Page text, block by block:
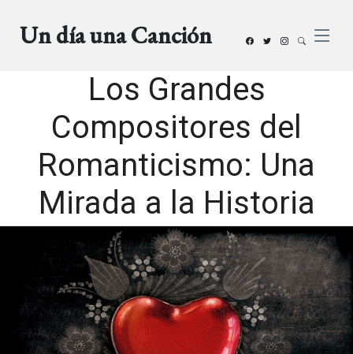
Un día una Canción
Los Grandes
Compositores del
Romanticismo: Una
Mirada a la Historia